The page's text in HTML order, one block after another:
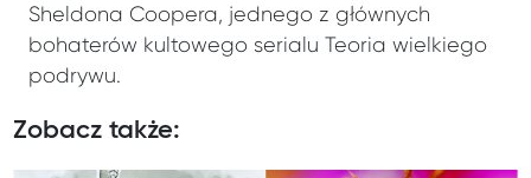
Sheldona Coopera, jednego z głównych
bohaterów kultowego serialu Teoria wielkiego
podrywu.
Zobacz także: